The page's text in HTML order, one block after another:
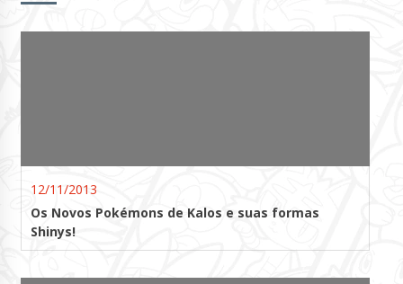
12/11/2013
Os Novos Pokémons de Kalos e suas formas
Shinys!